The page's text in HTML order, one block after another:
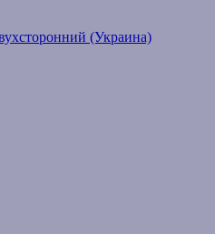
(Украина)